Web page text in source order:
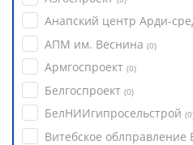
Анапский центр Арди-
АПМ им. Веснина (0)
Армгоспроект (0)
Белгоспроект (0)
БелНИИгипросельстрой (0
Витебское